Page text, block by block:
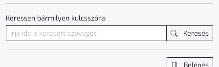
Keressen bármilyen kulcsszóra:
Keresés